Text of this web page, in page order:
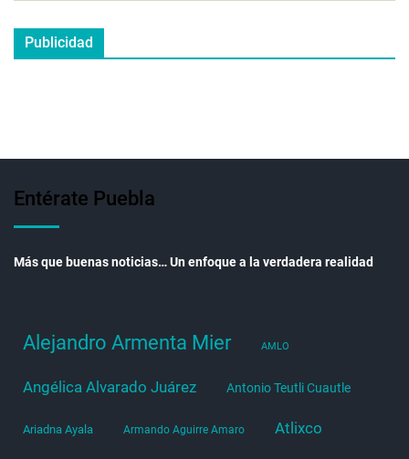
Publicidad
Entérate Puebla
Más que buenas noticias… Un enfoque a la verdadera realidad
Alejandro Armenta Mier AMLO
Angélica Alvarado Juárez Antonio Teutli Cuautle
Ariadna Ayala Armando Aguirre Amaro Atlixco